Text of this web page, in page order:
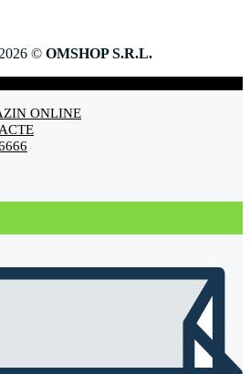
© OMSHOP S.R.L.
ONLINE